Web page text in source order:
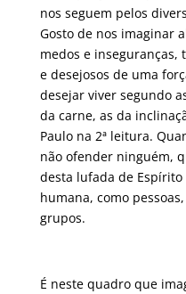
nos seguem pelos
Gosto de nos imaginar
medos e inseguranças,
e desejosos de uma
desejar viver segundo
da carne, as da
Paulo na 2ª leitura.
não ofender ninguém,
desta lufada de
humana, como
grupos.
É neste quadro que